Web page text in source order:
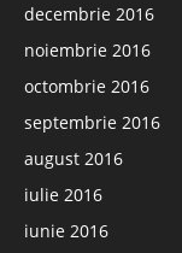
decembrie 2016
noiembrie 2016
octombrie 2016
septembrie 2016
august 2016
iulie 2016
iunie 2016